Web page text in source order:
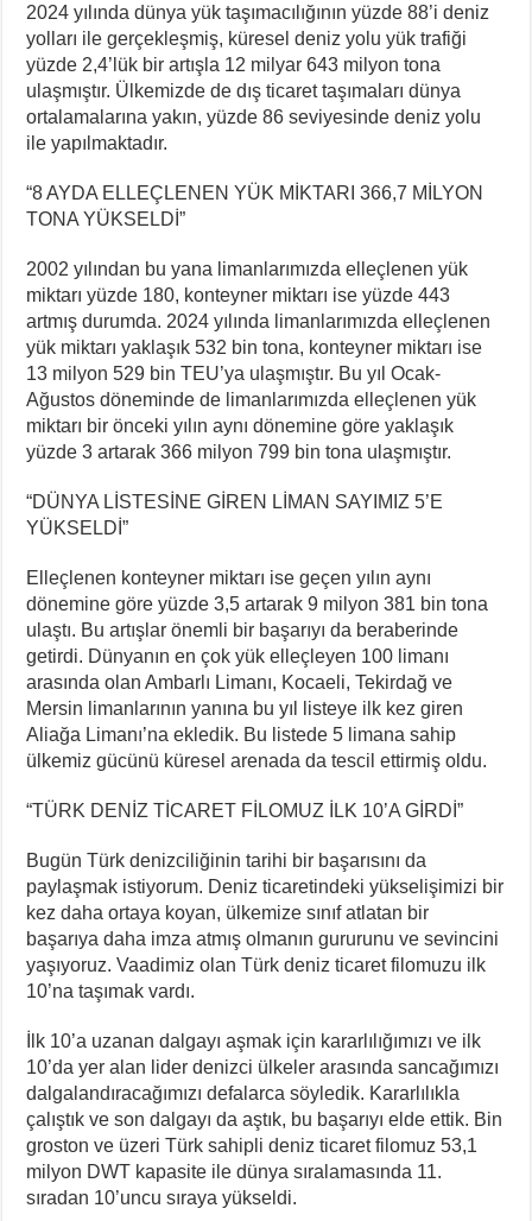
2024 yılında dünya yük taşımacılığının yüzde 88’i deniz
yolları ile gerçekleşmiş, küresel deniz yolu yük trafiği
yüzde 2,4’lük bir artışla 12 milyar 643 milyon tona
ulaşmıştır. Ülkemizde de dış ticaret taşımaları dünya
ortalamalarına yakın, yüzde 86 seviyesinde deniz yolu
ile yapılmaktadır.
“8 AYDA ELLEÇLENEN YÜK MİKTARI 366,7 MİLYON
TONA YÜKSELDİ”
2002 yılından bu yana limanlarımızda elleçlenen yük
miktarı yüzde 180, konteyner miktarı ise yüzde 443
artmış durumda. 2024 yılında limanlarımızda elleçlenen
yük miktarı yaklaşık 532 bin tona, konteyner miktarı ise
13 milyon 529 bin TEU’ya ulaşmıştır. Bu yıl Ocak-
Ağustos döneminde de limanlarımızda elleçlenen yük
miktarı bir önceki yılın aynı dönemine göre yaklaşık
yüzde 3 artarak 366 milyon 799 bin tona ulaşmıştır.
“DÜNYA LİSTESİNE GİREN LİMAN SAYIMIZ 5’E
YÜKSELDİ”
Elleçlenen konteyner miktarı ise geçen yılın aynı
dönemine göre yüzde 3,5 artarak 9 milyon 381 bin tona
ulaştı. Bu artışlar önemli bir başarıyı da beraberinde
getirdi. Dünyanın en çok yük elleçleyen 100 limanı
arasında olan Ambarlı Limanı, Kocaeli, Tekirdağ ve
Mersin limanlarının yanına bu yıl listeye ilk kez giren
Aliağa Limanı’na ekledik. Bu listede 5 limana sahip
ülkemiz gücünü küresel arenada da tescil ettirmiş oldu.
“TÜRK DENİZ TİCARET FİLOMUZ İLK 10’A GİRDİ”
Bugün Türk denizciliğinin tarihi bir başarısını da
paylaşmak istiyorum. Deniz ticaretindeki yükselişimizi bir
kez daha ortaya koyan, ülkemize sınıf atlatan bir
başarıya daha imza atmış olmanın gururunu ve sevincini
yaşıyoruz. Vaadimiz olan Türk deniz ticaret filomuzu ilk
10’na taşımak vardı.
İlk 10’a uzanan dalgayı aşmak için kararlılığımızı ve ilk
10’da yer alan lider denizci ülkeler arasında sancağımızı
dalgalandıracağımızı defalarca söyledik. Kararlılıkla
çalıştık ve son dalgayı da aştık, bu başarıyı elde ettik. Bin
groston ve üzeri Türk sahipli deniz ticaret filomuz 53,1
milyon DWT kapasite ile dünya sıralamasında 11.
sıradan 10’uncu sıraya yükseldi.